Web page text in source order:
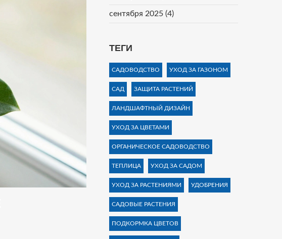
сентября 2025 (4)
ТЕГИ
САДОВОДСТВО УХОД ЗА ГАЗОНОМ
САД ЗАЩИТА РАСТЕНИЙ
ЛАНДШАФТНЫЙ ДИЗАЙН
УХОД ЗА ЦВЕТАМИ
ОРГАНИЧЕСКОЕ САДОВОДСТВО
ТЕПЛИЦА УХОД ЗА САДОМ
УХОД ЗА РАСТЕНИЯМИ УДОБРЕНИЯ
САДОВЫЕ РАСТЕНИЯ
ПОДКОРМКА ЦВЕТОВ